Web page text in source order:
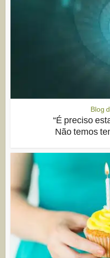
Blog
“É preciso
Não temos